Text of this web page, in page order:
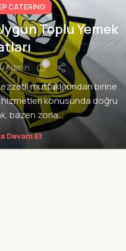
CATERING
Toplu Yemek
Admin 0
mutfaklarından birine
konusunda doğru
bazen zorla...
Devam Et